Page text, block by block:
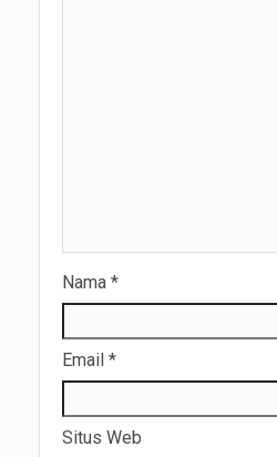
Nama *
Email *
Situs Web